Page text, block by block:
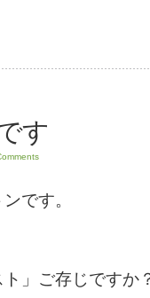
す
です。
」ご存じですか